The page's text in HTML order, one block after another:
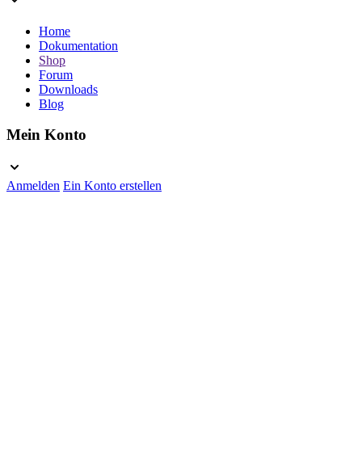
Home
Dokumentation
Shop
Forum
Downloads
Blog
Mein Konto
Anmelden Ein Konto erstellen